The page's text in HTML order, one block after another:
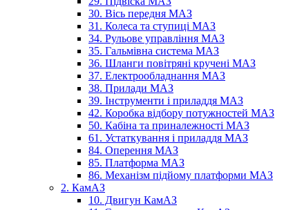
30. Вісь передня МАЗ
31. Колеса та ступиці МАЗ
34. Рульове управління МАЗ
35. Гальмівна система МАЗ
36. Шланги повітряні кручені МАЗ
37. Електрообладнання МАЗ
38. Прилади МАЗ
39. Інструменти і приладдя МАЗ
42. Коробка відбору потужностей МАЗ
50. Кабіна та приналежності МАЗ
61. Устаткування і приладдя МАЗ
84. Оперення МАЗ
85. Платформа МАЗ
86. Механізм підйому платформи МАЗ
2. КамАЗ
10. Двигун КамАЗ